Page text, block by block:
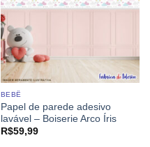
BEBÊ
Papel de parede adesivo
lavável – Boiserie Arco Íris
R$59,99